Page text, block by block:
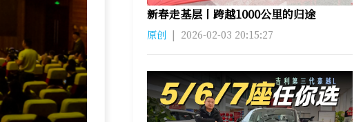
新春走基层丨跨越1000公里的归途
原创 | 2026-02-03 20:15:27